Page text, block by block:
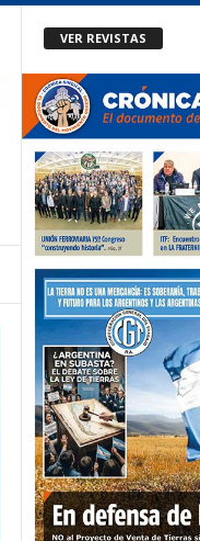
VER REVISTAS